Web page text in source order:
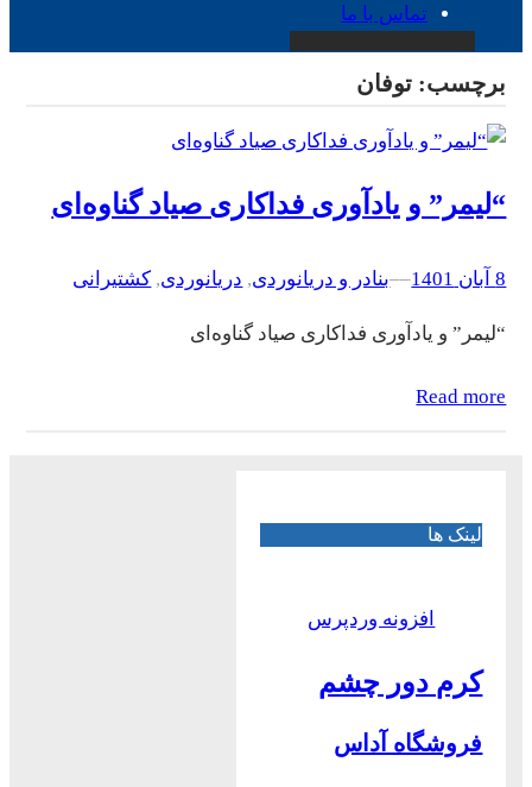
تماس با ما
برچسب: توفان
“لیمر” و یادآوری فداکاری صیاد گناوه‌ای
8 آبان 1401 –
–بنادر و دریانوردی, دریانوردی, کشتیرانی
“لیمر” و یادآوری فداکاری صیاد گناوه‌ای
Read more
لینک ها
افزونه وردپرس
کرم دور چشم
فروشگاه آداس